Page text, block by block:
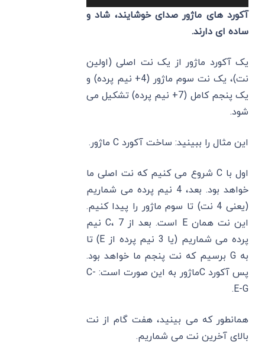
صوت
آکورد های ماژور صدای خوشایند، شاد و
ساده ‌ای دارند.
یک آکورد ماژور از یک نت اصلی (اولین
نت)، یک نت سوم ماژور (4+ نیم پرده) و
یک پنجم کامل (7+ نیم پرده) تشکیل می
شود.
این مثال را ببینید: ساخت آکورد C‌ ماژور.
اول با C شروع می‌ کنیم که نت اصلی ما
خواهد بود. بعد، 4 نیم پرده می‌ شماریم
(یعنی 4 نت) تا سوم ماژور را پیدا کنیم.
این نت همان E‌ است. بعد از C، 7 نیم
پرده می ‌شماریم (یا 3 نیم پرده از E) تا
به G برسیم که نت پنجم ما خواهد بود.
پس آکورد C‌ماژور به این صورت است: C-
E-G.
همانطور که می ‌بینید، هفت گام از نت
بالای آخرین نت می ‌شماریم.